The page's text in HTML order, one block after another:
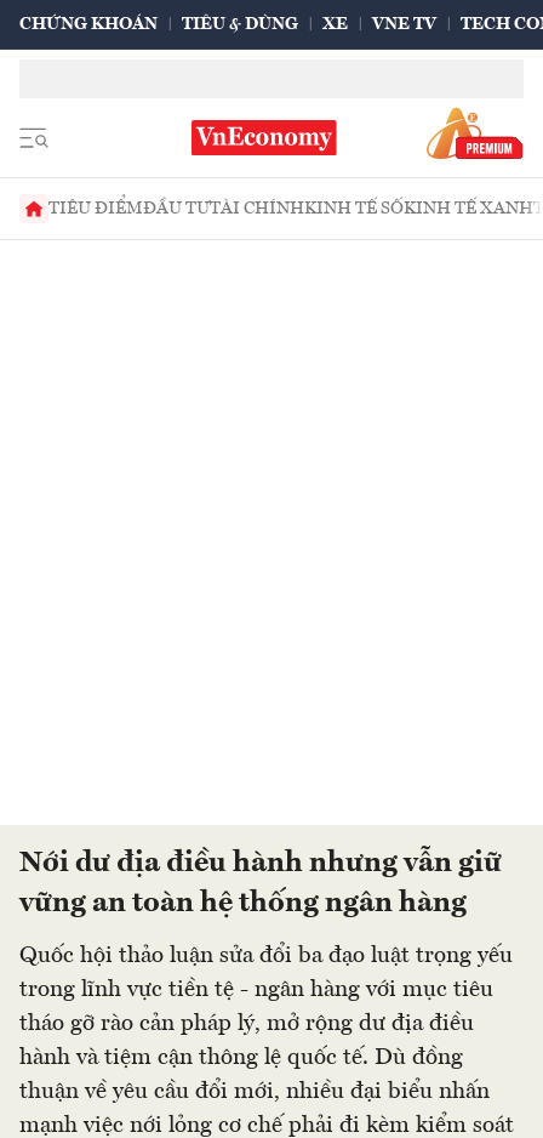
CHỨNG KHOÁN TIÊU & DÙNG XE VNE TV TECH
TIÊU ĐIỂMĐẦU TƯTÀI CHÍNHKINH TẾ SỐKINH TẾ XANH
Nới dư địa điều hành nhưng vẫn giữ
vững an toàn hệ thống ngân hàng
Quốc hội thảo luận sửa đổi ba đạo luật trọng yếu
trong lĩnh vực tiền tệ - ngân hàng với mục tiêu
tháo gỡ rào cản pháp lý, mở rộng dư địa điều
hành và tiệm cận thông lệ quốc tế. Dù đồng
thuận về yêu cầu đổi mới, nhiều đại biểu nhấn
mạnh việc nới lỏng cơ chế phải đi kèm kiểm soát